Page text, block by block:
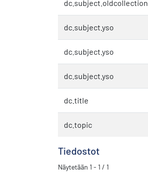
dc.subject.oldcollection
dc.subject.yso
dc.subject.yso
dc.subject.yso
dc.title
dc.topic
Tiedostot
Näytetään 1 - 1 / 1